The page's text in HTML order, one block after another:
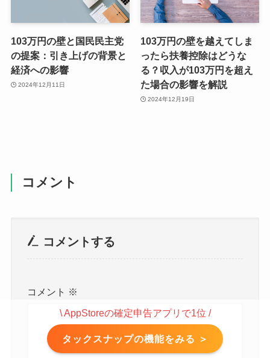
103万円の壁と国民民主党
の提案：引き上げの背景と
経済への影響
2024年12月11日
103万円の壁を越えてしま
ったら扶養控除はどうな
る？収入が103万円を超え
た場合の影響を解説
2024年12月19日
コメント
コメントする
コメント ※
\ AppStoreの確定申告アプリで1位 /
タックスナップの機能をみる ＞